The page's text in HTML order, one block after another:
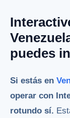
puedes
Si estás en
operar con
rotundo sí.